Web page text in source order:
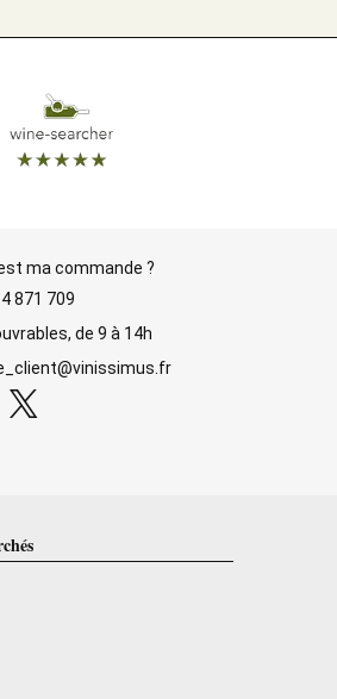
ma commande ?
871 709
de 9 à 14h